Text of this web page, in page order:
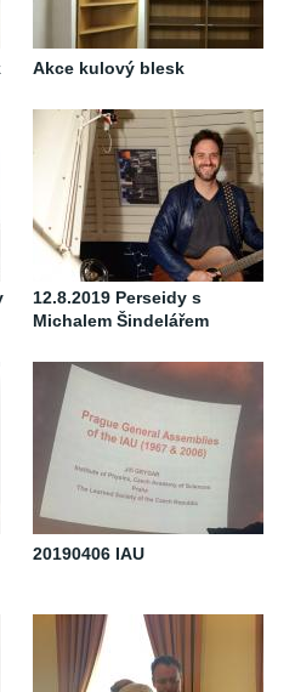
Akce kulový blesk
12.8.2019 Perseidy s
Michalem Šindelářem
20190406 IAU